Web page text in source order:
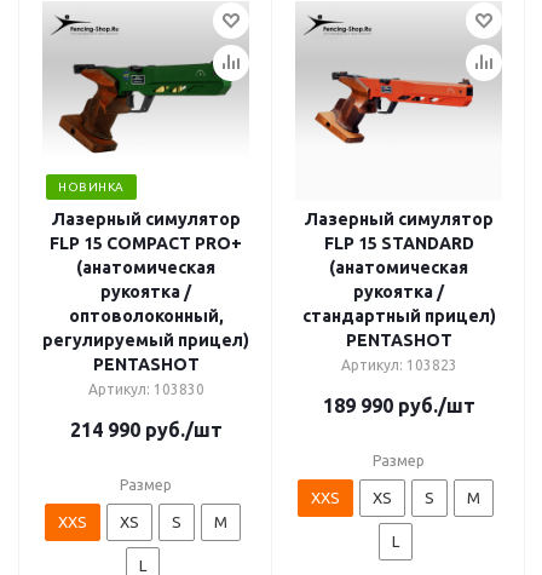
НОВИНКА
Лазерный симулятор
FLP 15 COMPACT PRO+
(анатомическая
рукоятка /
оптоволоконный,
регулируемый прицел)
PENTASHOT
Артикул: 103830
214 990руб./шт
Размер
XXS XS S M
L
Лазерный симулятор
FLP 15 STANDARD
(анатомическая
рукоятка /
стандартный прицел)
PENTASHOT
Артикул: 103823
189 990руб./шт
Размер
XXS XS S M
L